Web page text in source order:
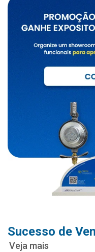
Sucesso de
Veja mais